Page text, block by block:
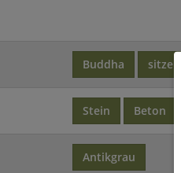
Buddha sitzend
Stein Beton
Antikgrau